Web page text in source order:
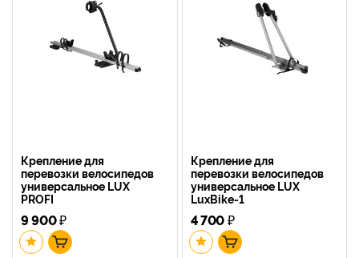
Крепление для
перевозки велосипедов
универсальное LUX
PROFI
9 900₽
Крепление для
перевозки велосипедов
универсальное LUX
LuxBike-1
4 700₽